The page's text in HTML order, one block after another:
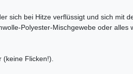
sich bei Hitze verflüssigt und sich mit
Polyester-Mischgewebe oder alles
Flicken!).